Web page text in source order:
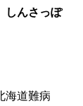
しんさっぽ
海道難病